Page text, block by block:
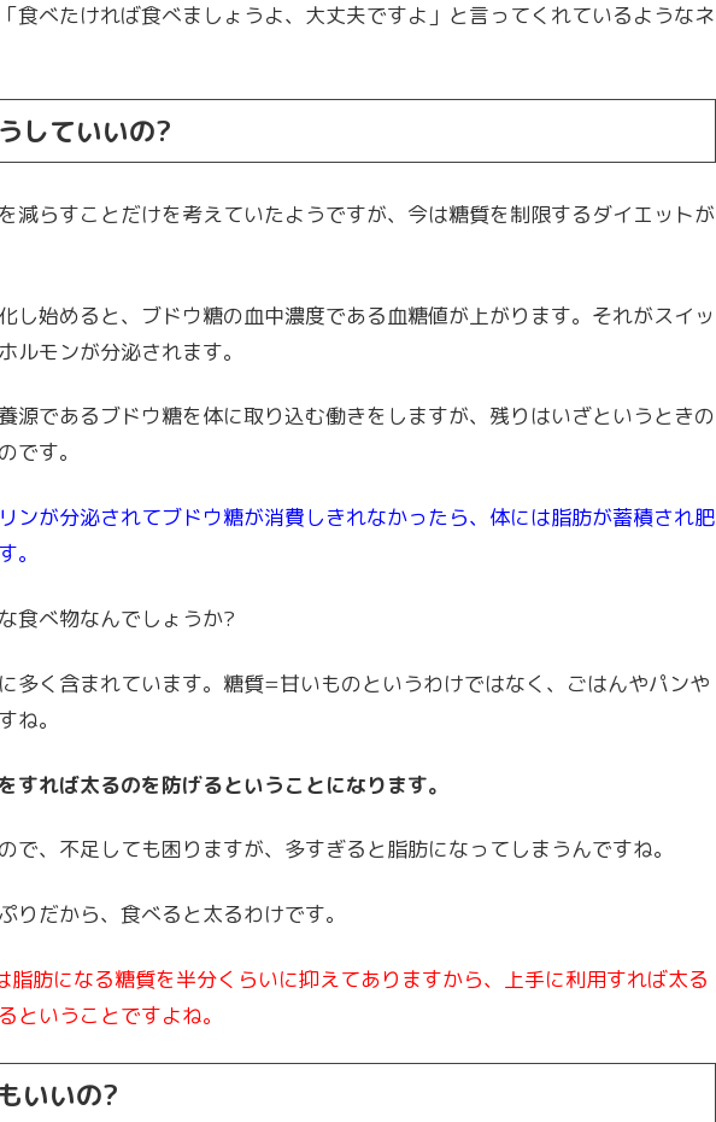
食べたければ食べましょうよ、大丈夫ですよ」と言ってくれているようなネ
していいの?
減らすことだけを考えていたようですが、今は糖質を制限するダイエットが
し始めると、ブドウ糖の血中濃度である血糖値が上がります。それがスイッ
ルモンが分泌されます。
源であるブドウ糖を体に取り込む働きをしますが、残りはいざというときの
です。
ンが分泌されてブドウ糖が消費しきれなかったら、体には脂肪が蓄積され肥
。
食べ物なんでしょうか?
多く含まれています。糖質=甘いものというわけではなく、ごはんやパンや
ね。
すれば太るのを防げるということになります。
で、不足しても困りますが、多すぎると脂肪になってしまうんですね。
りだから、食べると太るわけです。
脂肪になる糖質を半分くらいに抑えてありますから、上手に利用すれば太る
ということですよね。
いいの?